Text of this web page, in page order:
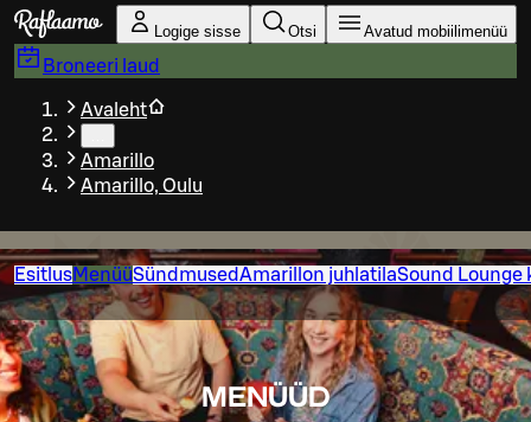
Liigu peamise sisu juurde
Logige sisse Otsi Avatud mobiilimenüü
Broneeri laud
Avaleht
Amarillo
Amarillo, Oulu
EsitlusMenüüSündmusedAmarillon juhlatilaSound Lounge
MENÜÜD